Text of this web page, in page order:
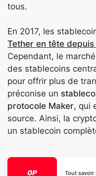
tous.
En 2017, les
Tether en tête
Cependant, le
des stablecoins
pour offrir plus de
préconise un
protocole Maker, qui
source. Ainsi, la
un stablecoin
Tout savoir